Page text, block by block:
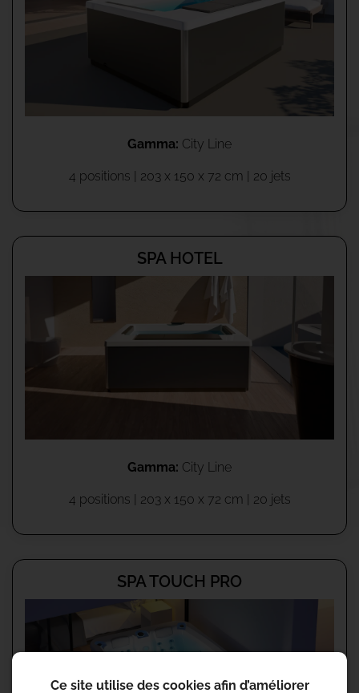
Gamma: City Line
4 positions | 203 x 150 x 72 cm | 20 jets
SPA HOTEL
Gamma: City Line
4 positions | 203 x 150 x 72 cm | 20 jets
SPA TOUCH PRO
Ce site utilise des cookies afin d’améliorer